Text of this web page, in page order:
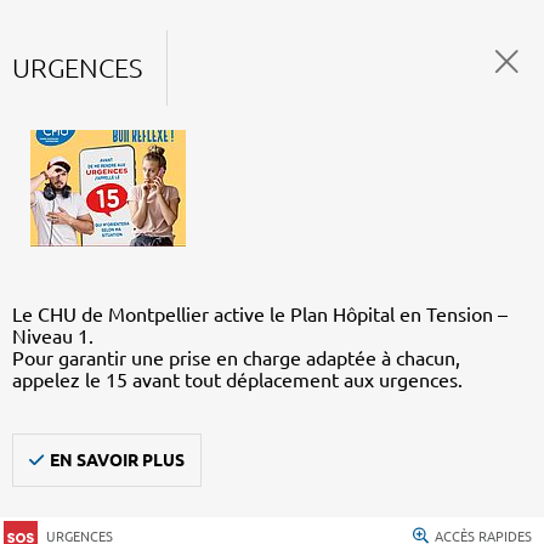
URGENCES
Le CHU de Montpellier active le Plan Hôpital en Tension –
Niveau 1.
Pour garantir une prise en charge adaptée à chacun,
appelez le 15 avant tout déplacement aux urgences.
EN SAVOIR PLUS
URGENCES ACCÈS RAPIDES